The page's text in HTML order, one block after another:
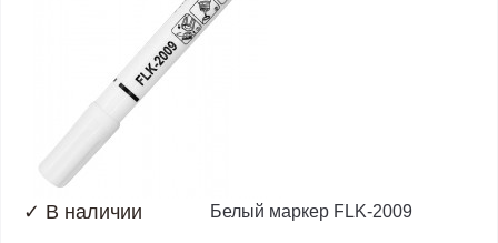
✓ В наличии Белый маркер FLK-2009